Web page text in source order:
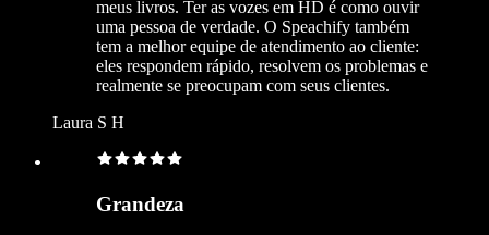
meus livros. Ter as vozes em HD é como ouvir
uma pessoa de verdade. O Speachify também
tem a melhor equipe de atendimento ao cliente:
eles respondem rápido, resolvem os problemas e
realmente se preocupam com seus clientes.
Laura S H
Grandeza